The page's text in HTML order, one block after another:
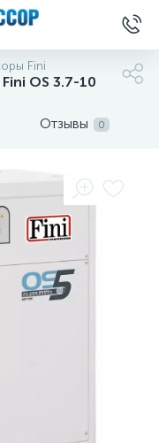
Fini
OS 3.7-10
Отзывы 0